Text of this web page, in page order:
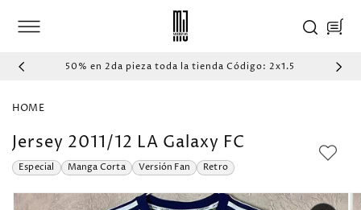
AL CONTENIDO
Carrito
50% en 2da pieza toda la tienda Código: 2x1.5
HOME
Jersey 2011/12 LA Galaxy FC
Especial Manga Corta Versión Fan Retro
IR
A LA